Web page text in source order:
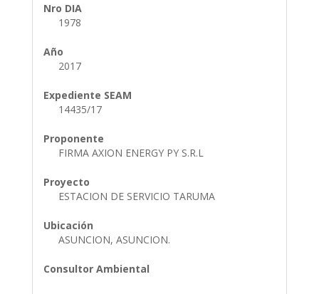
Nro DIA
1978
Año
2017
Expediente SEAM
14435/17
Proponente
FIRMA AXION ENERGY PY S.R.L
Proyecto
ESTACION DE SERVICIO TARUMA
Ubicación
ASUNCION, ASUNCION.
Consultor Ambiental